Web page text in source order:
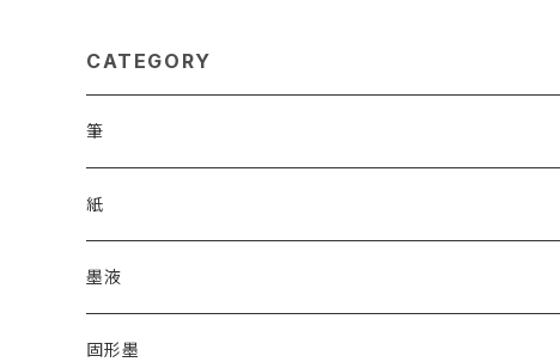
CATEGORY
筆
漢字用
高誠堂
あかしや
かな用
高誠堂
紙
漢字用
半紙
かな用
墨液
漢字用
固形墨